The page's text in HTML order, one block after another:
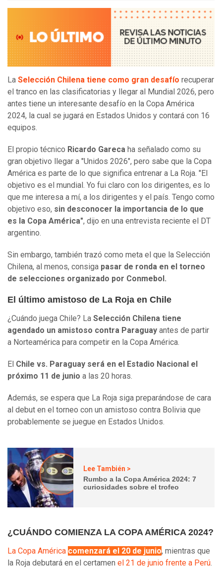
La Selección Chilena tiene como gran desafío recuperar
el tranco en las clasificatorias y llegar al Mundial 2026, pero
antes tiene un interesante desafío en la Copa América
2024, la cual se jugará en Estados Unidos y contará con 16
equipos.
El propio técnico Ricardo Gareca ha señalado como su
gran objetivo llegar a "Unidos 2026", pero sabe que la Copa
América es parte de lo que significa entrenar a La Roja. "El
objetivo es el mundial. Yo fui claro con los dirigentes, es lo
que me interesa a mí, a los dirigentes y el país. Tengo como
objetivo eso, sin desconocer la importancia de lo que
es la Copa América", dijo en una entrevista reciente el DT
argentino.
Sin embargo, también trazó como meta el que la Selección
Chilena, al menos, consiga pasar de ronda en el torneo
de selecciones organizado por Conmebol.
El último amistoso de La Roja en Chile
¿Cuándo juega Chile? La Selección Chilena tiene
agendado un amistoso contra Paraguay antes de partir
a Norteamérica para competir en la Copa América.
El Chile vs. Paraguay será en el Estadio Nacional el
próximo 11 de junio a las 20 horas.
Además, se espera que La Roja siga preparándose de cara
al debut en el torneo con un amistoso contra Bolivia que
probablemente se juegue en Estados Unidos.
Lee También >
Rumbo a la Copa América 2024: 7
curiosidades sobre el trofeo
¿CUÁNDO COMIENZA LA COPA AMÉRICA 2024?
La Copa América comenzará el 20 de junio, mientras que
la Roja debutará en el certamen el 21 de junio frente a Perú.